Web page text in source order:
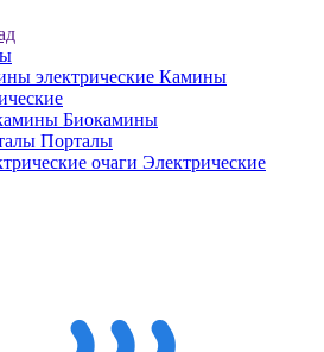
Камины
Биокамины
Порталы
Электрические